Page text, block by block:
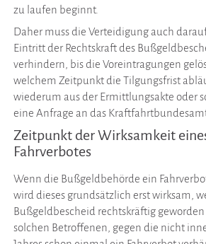
zu laufen beginnt.
Daher muss die Verteidigung auch
Eintritt der Rechtskraft des
verhindern, bis die Voreintragungen
welchem Zeitpunkt die Tilgungsfrist
wiederum aus der Ermittlungsakte oder
eine Anfrage an das
Zeitpunkt der Wirksamkeit
Fahrverbotes
Wenn die Bußgeldbehörde ein
wird dieses grundsätzlich erst wirksam,
Bußgeldbescheid rechtskräftig
solchen Betroffenen, gegen die nicht